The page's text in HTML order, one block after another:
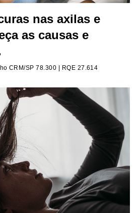
nas axilas e
as causas e
CRM/SP 78.300 | RQE 27.614